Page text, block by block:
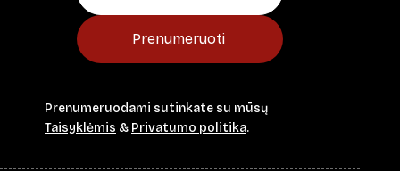
Prenumeruoti
Prenumeruodami sutinkate su mūsų
Taisyklėmis & Privatumo politika.